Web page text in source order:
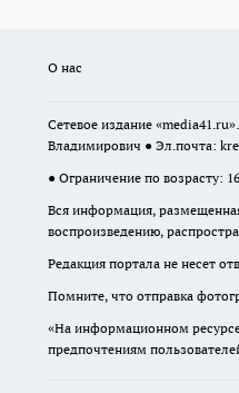
О нас
Сетевое издание
Владимирович ● Эл.почта:
● Ограничение по возрасту:
Вся информация,
воспроизведению,
Редакция портала не несет
Помните, что отправка
«На информационном
предпочтениям